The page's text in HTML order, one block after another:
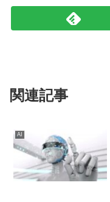
関連記事
AI